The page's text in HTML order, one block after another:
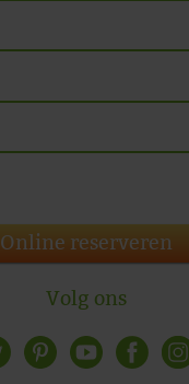
Online reserveren
Volg ons